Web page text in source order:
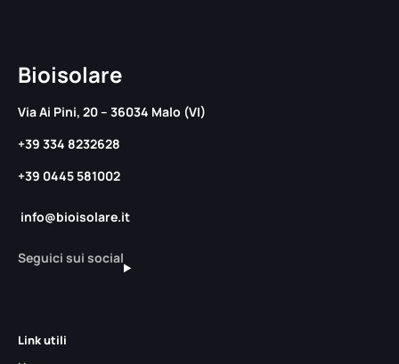
Bioisolare
Via Ai Pini, 20 – 36034 Malo (VI)
+39 334 8232628
+39 0445 581002
info@bioisolare.it
Seguici sui social
Link utili